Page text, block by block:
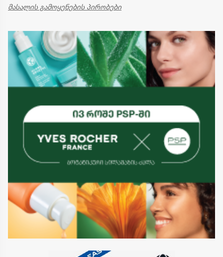
მასალის გამოყენების პირობები